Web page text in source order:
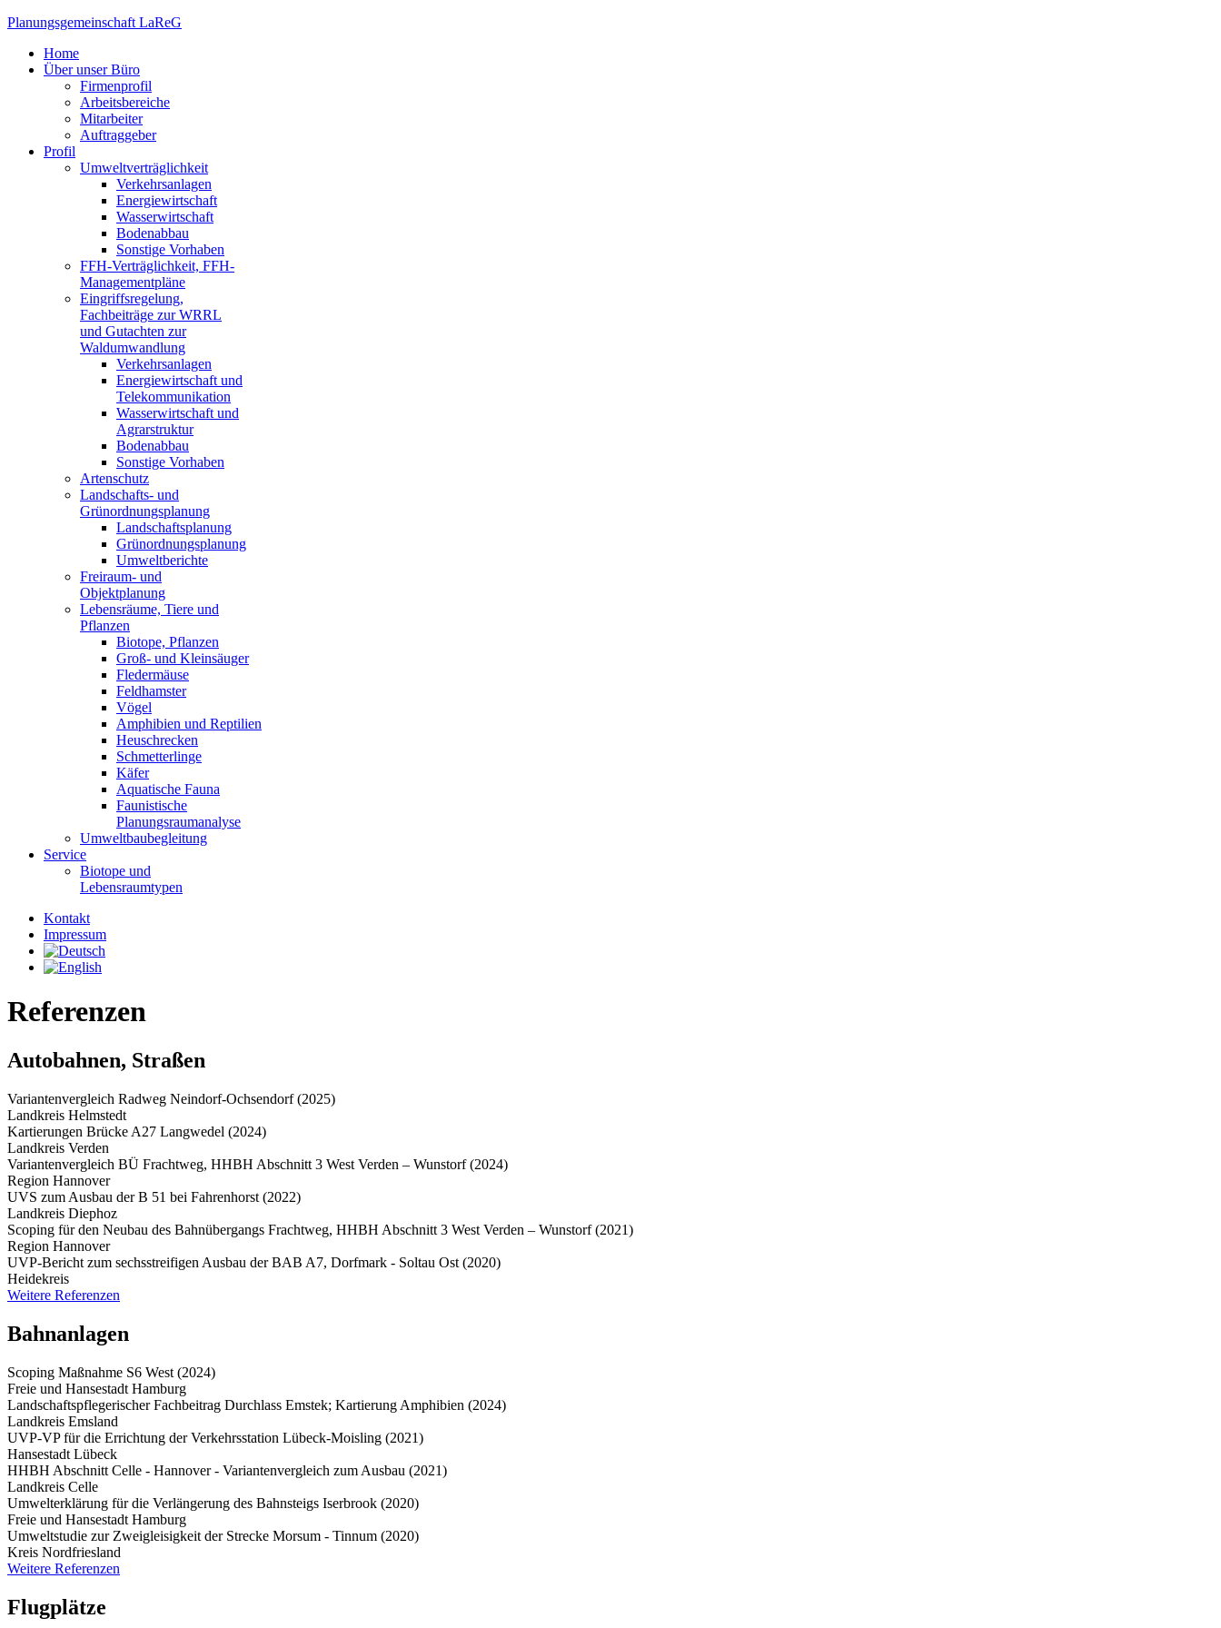
Planungsgemeinschaft LaReG
Home
Über unser Büro
Firmenprofil
Arbeitsbereiche
Mitarbeiter
Auftraggeber
Profil
Umweltverträglichkeit
Verkehrsanlagen
Energiewirtschaft
Wasserwirtschaft
Bodenabbau
Sonstige Vorhaben
FFH-Verträglichkeit, FFH-
Managementpläne
Eingriffsregelung,
Fachbeiträge zur WRRL
und Gutachten zur
Waldumwandlung
Verkehrsanlagen
Energiewirtschaft und
Telekommunikation
Wasserwirtschaft und
Agrarstruktur
Bodenabbau
Sonstige Vorhaben
Artenschutz
Landschafts- und
Grünordnungsplanung
Landschaftsplanung
Grünordnungsplanung
Umweltberichte
Freiraum- und
Objektplanung
Lebensräume, Tiere und
Pflanzen
Biotope, Pflanzen
Groß- und Kleinsäuger
Fledermäuse
Feldhamster
Vögel
Amphibien und Reptilien
Heuschrecken
Schmetterlinge
Käfer
Aquatische Fauna
Faunistische
Planungsraumanalyse
Umweltbaubegleitung
Service
Biotope und
Lebensraumtypen
Kontakt
Impressum
Referenzen
Autobahnen, Straßen
Variantenvergleich Radweg Neindorf-Ochsendorf (2025)
Landkreis Helmstedt
Kartierungen Brücke A27 Langwedel (2024)
Landkreis Verden
Variantenvergleich BÜ Frachtweg, HHBH Abschnitt 3 West Verden – Wunstorf (2024)
Region Hannover
UVS zum Ausbau der B 51 bei Fahrenhorst (2022)
Landkreis Diephoz
Scoping für den Neubau des Bahnübergangs Frachtweg, HHBH Abschnitt 3 West Verden – Wunstorf (2021)
Region Hannover
UVP-Bericht zum sechsstreifigen Ausbau der BAB A7, Dorfmark - Soltau Ost (2020)
Heidekreis
Weitere Referenzen
Bahnanlagen
Scoping Maßnahme S6 West (2024)
Freie und Hansestadt Hamburg
Landschaftspflegerischer Fachbeitrag Durchlass Emstek; Kartierung Amphibien (2024)
Landkreis Emsland
UVP-VP für die Errichtung der Verkehrsstation Lübeck-Moisling (2021)
Hansestadt Lübeck
HHBH Abschnitt Celle - Hannover - Variantenvergleich zum Ausbau (2021)
Landkreis Celle
Umwelterklärung für die Verlängerung des Bahnsteigs Iserbrook (2020)
Freie und Hansestadt Hamburg
Umweltstudie zur Zweigleisigkeit der Strecke Morsum - Tinnum (2020)
Kreis Nordfriesland
Weitere Referenzen
Flugplätze